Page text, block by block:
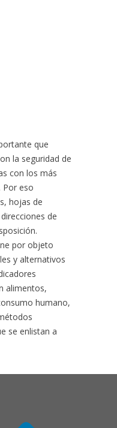
que
la seguridad de
con los más
Por eso
hojas de
de
por objeto
y alternativos
alimentos,
humano,
se enlistan a